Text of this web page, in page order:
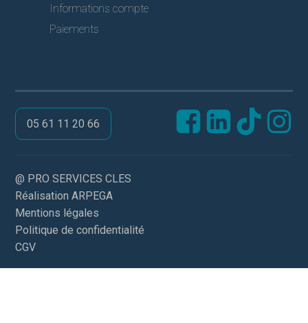
Informations compte
Paiements
05 61 11 20 66
@ PRO SERVICES CLES
Réalisation ARPEGA
Mentions légales
Politique de confidentialité
CGV